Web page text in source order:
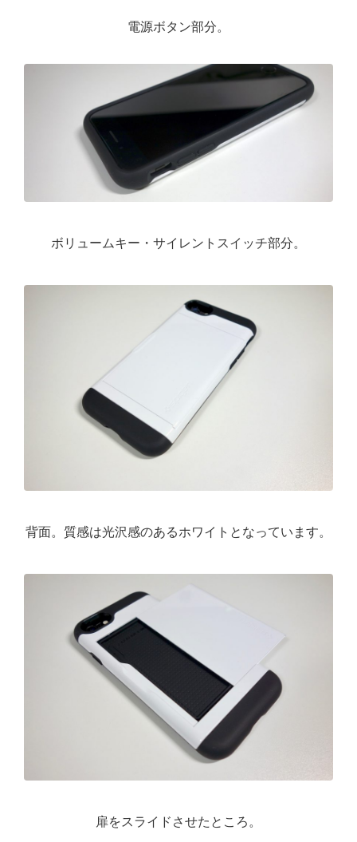
電源ボタン部分。
ボリュームキー・サイレントスイッチ部分。
背面。質感は光沢感のあるホワイトとなっています。
扉をスライドさせたところ。